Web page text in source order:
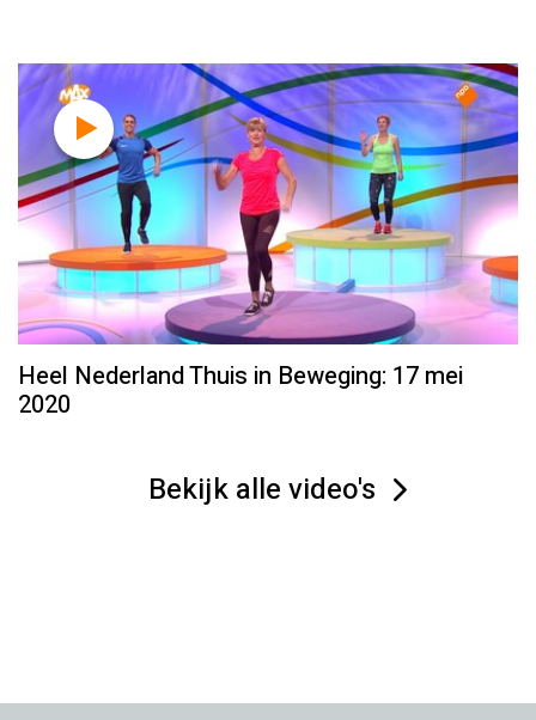
Heel Nederland Thuis in Beweging: 17 mei
2020
Bekijk alle video's